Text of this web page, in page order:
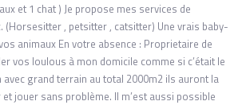
et 1 chat ) Je propose mes services de
(Horsesitter , petsitter , catsitter) Une vrais baby-
animaux En votre absence : Proprietaire de
vos loulous à mon domicile comme si c’était le
avec grand terrain au total 2000m2 ils auront la
jouer sans problème. Il m’est aussi possible